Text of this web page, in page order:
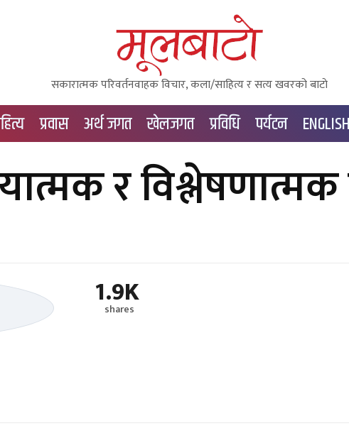
सकारात्मक परिवर्तनवाहक विचार, कला/साहित्य र सत्य खवरको बाटाे
प्रवास अर्थ जगत खेलजगत प्रविधि पर्यटन
र
1.9K
shares